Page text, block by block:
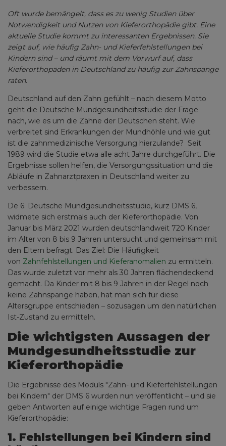
Oft wurde bemängelt, dass es zu wenig Studien über
Notwendigkeit und Nutzen von Kieferorthopädie gibt. Eine
aktuelle Studie kommt zu interessanten Ergebnissen. Sie
zeigt auf, wie häufig Zahn- und Kieferfehlstellungen bei
Kindern sind – und räumt mit dem Vorwurf auf, dass
Kieferorthopäden in Deutschland zu häufig zur Zahnspange
raten.
Deutschland auf den Zahn gefühlt – nach diesem Motto
geht die Deutsche Mundgesundheitsstudie der Frage
nach, wie es um die Zähne der Deutschen steht. Wie
verbreitet sind Erkrankungen der Mundhöhle und wie gut
ist die zahnmedizinische Versorgung hierzulande? Seit
1989 wird die Studie etwa alle acht Jahre durchgeführt. Die
Ergebnisse sollen helfen, die Versorgungssituation und die
Abläufe in Zahnarztpraxen in Deutschland weiter zu
verbessern.
De 6. Deutsche Mundgesundheitsstudie, kurz DMS 6,
widmete sich erstmals auch der Kieferorthopädie. Von
Januar bis März 2021 wurden deutschlandweit 720 Kinder
im Alter von 8 bis 9 Jahren untersucht und gemeinsam mit
den Eltern befragt. Das Ziel: Die Häufigkeit
von Zahnfehlstellungen und Kieferanomalien zu ermitteln.
Das wurde zuletzt vor mehr als 30 Jahren flächendeckend
gemacht. Da Kinder mit 8 bis 9 Jahren in der Regel noch
keine Zahnspange haben, hat man sich für diese
Altersgruppe entschieden – sozusagen um den natürlichen
Ist-Zustand zu ermitteln.
Die wichtigsten Aussagen der
Mundgesundheitsstudie zur
Kieferorthopädie
Die Ergebnisse des Moduls "Zahn- und Kieferfehlstellungen
bei Kindern" der DMS 6 wurden nun veröffentlicht – und sie
geben Antworten auf einige wichtige Fragen rund um
Kieferorthopädie:
1. Fehlstellungen bei Kindern sind